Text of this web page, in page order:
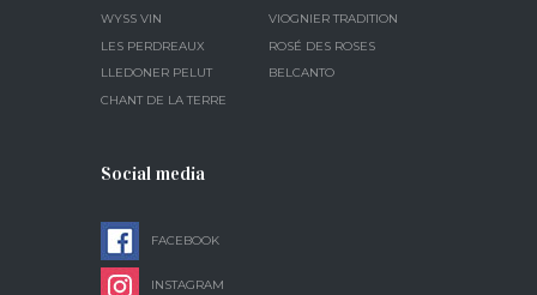
WYSS VIN
VIOGNIER TRADITION
LES PERDREAUX
ROSÉ DES ROSES
LLEDONER PELUT
BELCANTO
CHANT DE LA TERRE
Social media
FACEBOOK
INSTAGRAM